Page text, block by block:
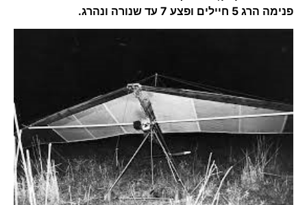
פנימה הרג 5 חיילים ופצע 7 ע
ד שנורה ונהרג.